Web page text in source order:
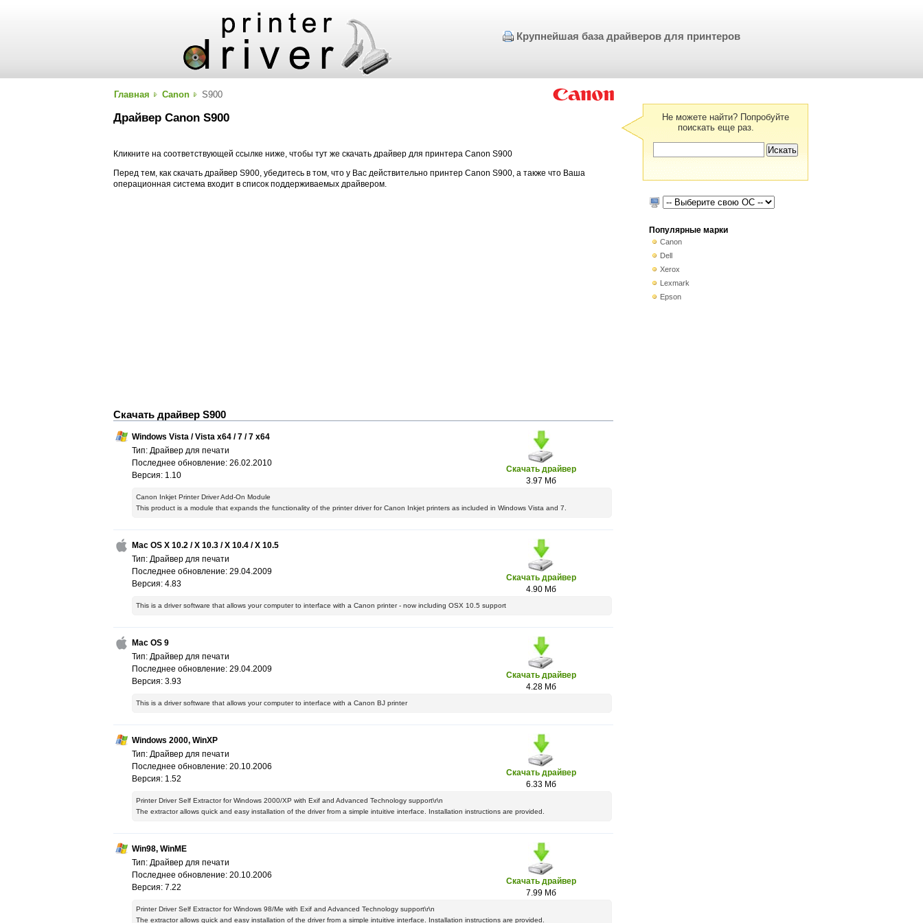
Крупнейшая база драйверов для принтеров
Главная Canon S900
Драйвер Canon S900
Кликните на соответствующей ссылке ниже, чтобы тут же скачать драйвер для принтера Canon S900
Перед тем, как скачать драйвер S900, убедитесь в том, что у Вас действительно принтер Canon S900, а также что Ваша
операционная система входит в список поддерживаемых драйвером.
Скачать драйвер S900
Скачать драйвер
3.97 Мб
Windows Vista / Vista x64 / 7 / 7 x64
Тип: Драйвер для печати
Последнее обновление: 26.02.2010
Версия: 1.10
Canon Inkjet Printer Driver Add-On Module
This product is a module that expands the functionality of the printer driver for Canon Inkjet printers as included in Windows Vista and 7.
Скачать драйвер
4.90 Мб
Mac OS X 10.2 / X 10.3 / X 10.4 / X 10.5
Тип: Драйвер для печати
Последнее обновление: 29.04.2009
Версия: 4.83
This is a driver software that allows your computer to interface with a Canon printer - now including OSX 10.5 support
Скачать драйвер
4.28 Мб
Mac OS 9
Тип: Драйвер для печати
Последнее обновление: 29.04.2009
Версия: 3.93
This is a driver software that allows your computer to interface with a Canon BJ printer
Скачать драйвер
6.33 Мб
Windows 2000, WinXP
Тип: Драйвер для печати
Последнее обновление: 20.10.2006
Версия: 1.52
Printer Driver Self Extractor for Windows 2000/XP with Exif and Advanced Technology support\r\n
The extractor allows quick and easy installation of the driver from a simple intuitive interface. Installation instructions are provided.
Скачать драйвер
7.99 Мб
Win98, WinME
Тип: Драйвер для печати
Последнее обновление: 20.10.2006
Версия: 7.22
Printer Driver Self Extractor for Windows 98/Me with Exif and Advanced Technology support\r\n
The extractor allows quick and easy installation of the driver from a simple intuitive interface. Installation instructions are provided.
Не можете найти? Попробуйте
поискать еще раз.
Популярные марки
Canon
Dell
Xerox
Lexmark
Epson